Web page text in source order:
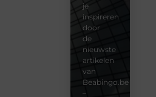
je
inspireren
door
de
nieuwste
artikelen
van
Beabingo.be
–